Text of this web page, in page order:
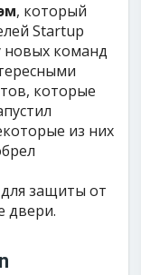
, который
Startup
новых команд
которые
из них
защиты от
двери.